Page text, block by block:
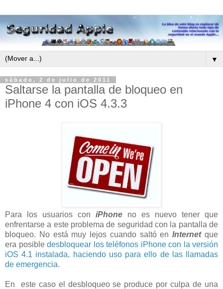
▼
sábado, 2 de julio de 2011
Saltarse la pantalla de bloqueo en
iPhone 4 con iOS 4.3.3
Para los usuarios con iPhone no es nuevo tener que
enfrentarse a este problema de seguridad con la pantalla de
bloqueo. No está muy lejos cuando saltó enInternetque
era posible desbloquear los teléfonos iPhone con la versión
iOS 4.1 instalada, haciendo uso para ello de las llamadas
de emergencia.
En este caso el desbloqueo se produce por culpa de una